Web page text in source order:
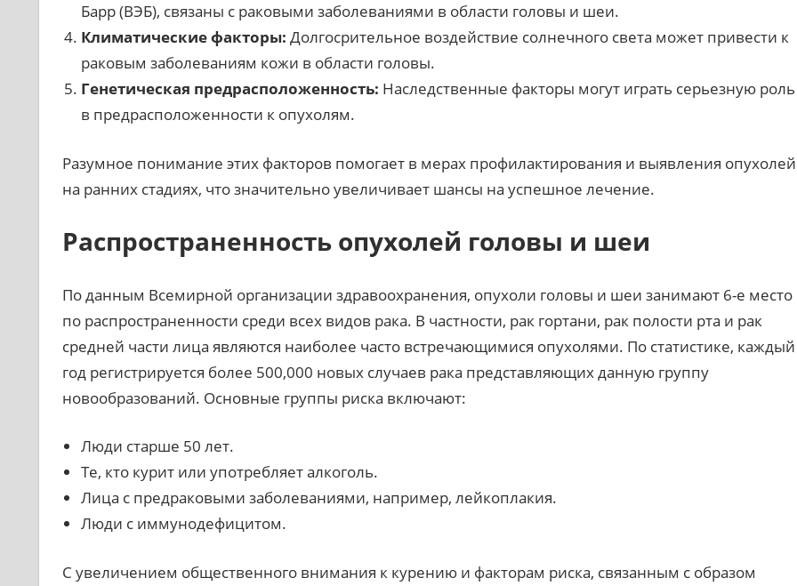
Барр (ВЭБ), связаны с раковыми заболеваниями в области головы и шеи.
Климатические факторы: Долгосрительное воздействие солнечного света может привести к
раковым заболеваниям кожи в области головы.
Генетическая предрасположенность: Наследственные факторы могут играть серьезную роль
в предрасположенности к опухолям.
Разумное понимание этих факторов помогает в мерах профилактирования и выявления опухолей
на ранних стадиях, что значительно увеличивает шансы на успешное лечение.
Распространенность опухолей головы и шеи
По данным Всемирной организации здравоохранения, опухоли головы и шеи занимают 6-е место
по распространенности среди всех видов рака. В частности, рак гортани, рак полости рта и рак
средней части лица являются наиболее часто встречающимися опухолями. По статистике, каждый
год регистрируется более 500,000 новых случаев рака представляющих данную группу
новообразований. Основные группы риска включают:
Люди старше 50 лет.
Те, кто курит или употребляет алкоголь.
Лица с предраковыми заболеваниями, например, лейкоплакия.
Люди с иммунодефицитом.
С увеличением общественного внимания к курению и факторам риска, связанным с образом